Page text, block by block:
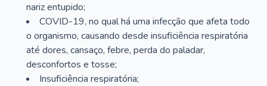
nariz entupido;
COVID-19, no qual há uma infecção que afeta todo
o organismo, causando desde insuficiência respiratória
até dores, cansaço, febre, perda do paladar,
desconfortos e tosse;
Insuficiência respiratória;